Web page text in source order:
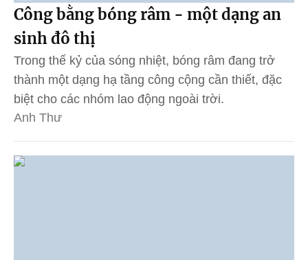
Công bằng bóng râm - một dạng an
sinh đô thị
Trong thế kỷ của sóng nhiệt, bóng râm đang trở
thành một dạng hạ tầng công cộng cần thiết, đặc
biệt cho các nhóm lao động ngoài trời.
Anh Thư